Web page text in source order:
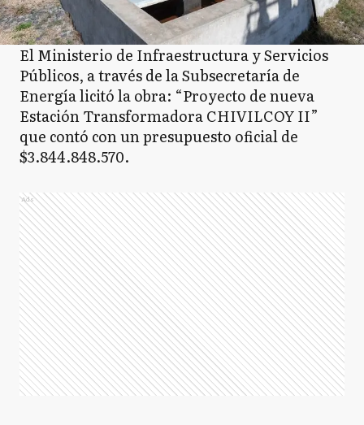
El Ministerio de Infraestructura y Servicios
Públicos, a través de la Subsecretaría de
Energía licitó la obra: “Proyecto de nueva
Estación Transformadora CHIVILCOY II”
que contó con un presupuesto oficial de
$3.844.848.570.
Ads